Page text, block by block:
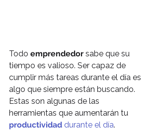
Todo emprendedor sabe que su
tiempo es valioso. Ser capaz de
cumplir más tareas durante el día es
algo que siempre están buscando.
Estas son algunas de las
herramientas que aumentarán tu
productividad durante el día.